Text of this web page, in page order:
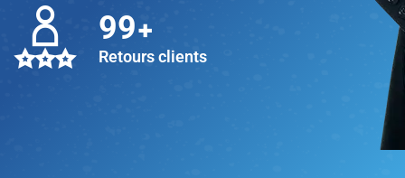
100
Retours clients